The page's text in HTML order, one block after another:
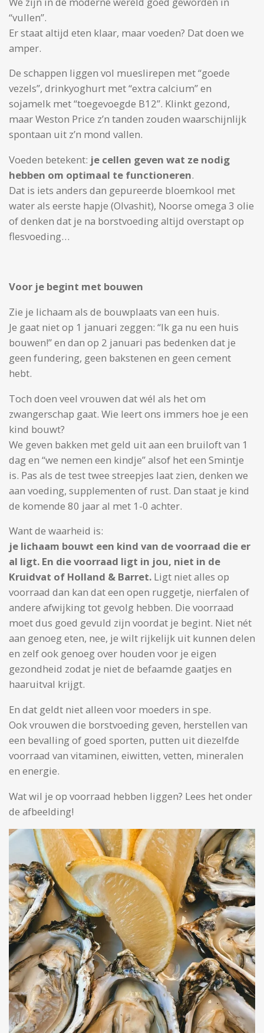
“vullen”.
Er staat altijd eten klaar, maar voeden? Dat doen we
amper.
De schappen liggen vol mueslirepen met “goede
vezels”, drinkyoghurt met “extra calcium” en
sojamelk met “toegevoegde B12”. Klinkt gezond,
maar Weston Price z’n tanden zouden waarschijnlijk
spontaan uit z’n mond vallen.
Voeden betekent: je cellen geven wat ze nodig
hebben om optimaal te functioneren.
Dat is iets anders dan gepureerde bloemkool met
water als eerste hapje (Olvashit), Noorse omega 3 olie
of denken dat je na borstvoeding altijd overstapt op
flesvoeding…
Voor je begint met bouwen
Zie je lichaam als de bouwplaats van een huis.
Je gaat niet op 1 januari zeggen: “Ik ga nu een huis
bouwen!” en dan op 2 januari pas bedenken dat je
geen fundering, geen bakstenen en geen cement
hebt.
Toch doen veel vrouwen dat wél als het om
zwangerschap gaat. Wie leert ons immers hoe je een
kind bouwt?
We geven bakken met geld uit aan een bruiloft van 1
dag en “we nemen een kindje” alsof het een Smintje
is. Pas als de test twee streepjes laat zien, denken we
aan voeding, supplementen of rust. Dan staat je kind
de komende 80 jaar al met 1-0 achter.
Want de waarheid is:
je lichaam bouwt een kind van de voorraad die er
al ligt. En die voorraad ligt in jou, niet in de
Kruidvat of Holland & Barret. Ligt niet alles op
voorraad dan kan dat een open ruggetje, nierfalen of
andere afwijking tot gevolg hebben. Die voorraad
moet dus goed gevuld zijn voordat je begint. Niet nét
aan genoeg eten, nee, je wilt rijkelijk uit kunnen delen
en zelf ook genoeg over houden voor je eigen
gezondheid zodat je niet de befaamde gaatjes en
haaruitval krijgt.
En dat geldt niet alleen voor moeders in spe.
Ook vrouwen die borstvoeding geven, herstellen van
een bevalling of goed sporten, putten uit diezelfde
voorraad van vitaminen, eiwitten, vetten, mineralen
en energie.
Wat wil je op voorraad hebben liggen? Lees het onder
de afbeelding!